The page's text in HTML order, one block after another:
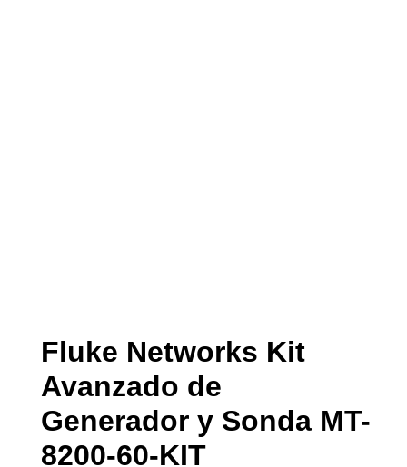
Fluke Networks Kit
Avanzado de
Generador y Sonda MT-
8200-60-KIT